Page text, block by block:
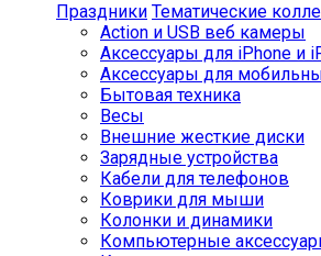
Праздники Тематические
Action и USB веб камеры
Аксессуары для iPhone и
Аксессуары для
Бытовая техника
Весы
Внешние жесткие диски
Зарядные устройства
Кабели для телефонов
Коврики для мыши
Колонки и динамики
Компьютерные